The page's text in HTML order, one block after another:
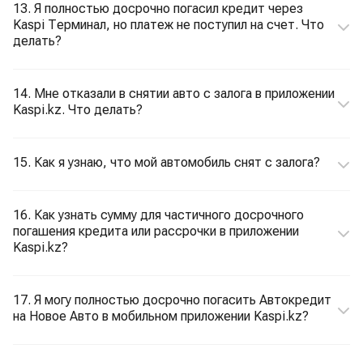
13. Я полностью досрочно погасил кредит через
Kaspi Терминал, но платеж не поступил на счет. Что
делать?
14. Мне отказали в снятии авто с залога в приложении
Kaspi.kz. Что делать?
15. Как я узнаю, что мой автомобиль снят с залога?
16. Как узнать сумму для частичного досрочного
погашения кредита или рассрочки в приложении
Kaspi.kz?
17. Я могу полностью досрочно погасить Автокредит
на Новое Авто в мобильном приложении Kaspi.kz?